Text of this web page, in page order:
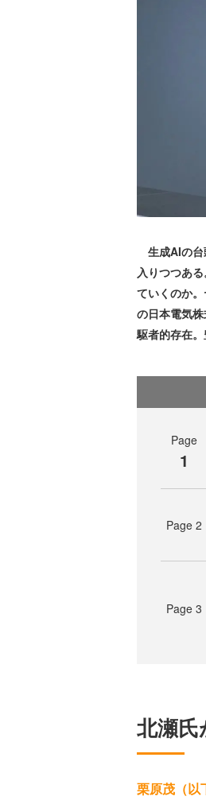
生成AIの台
入りつつあ
ていくのか
の日本電気
駆者的存在
Page
1
Page 2
Page 3
北瀬
栗原茂（以